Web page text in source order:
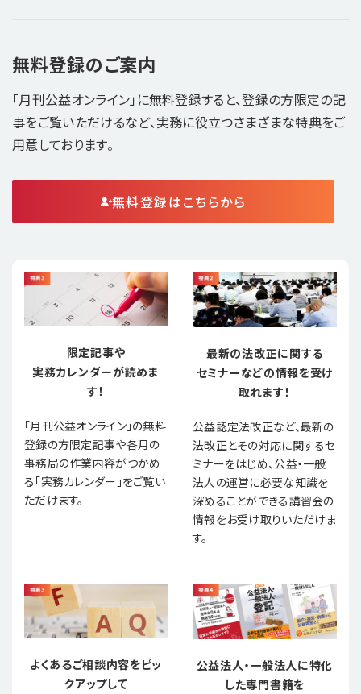
無料登録のご案内
「月刊公益オンライン」に無料登録すると、登録の方限定の記
事をご覧いただけるなど、実務に役立つさまざまな特典をご
用意しております。
無料登録はこちらから
限定記事や
実務カレンダーが読めま
す！
「月刊公益オンライン」の無料
登録の方限定記事や各月の
事務局の作業内容がつかめ
る「実務カレンダー」をご覧い
ただけます。
最新の法改正に関する
セミナーなどの情報を受け
取れます！
公益認定法改正など、最新の
法改正とその対応に関するセ
ミナーをはじめ、公益・一般
法人の運営に必要な知識を
深めることができる講習会の
情報をお受け取りいただけま
す。
よくあるご相談内容をピッ
クアップして
公益法人・一般法人に特化
した専門書籍を